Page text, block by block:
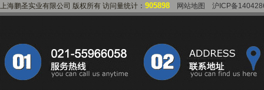
上海鹏圣实业有限公司 版权所有 访问量统计： 905898 网站地图 沪ICP备